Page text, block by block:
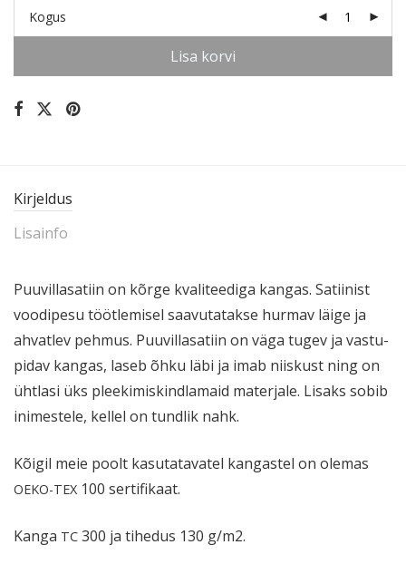
Kogus
Lisa korvi
Kirjeldus
Lisainfo
Puuvil­la­satiin on kõrge kvali­teediga kangas. Satiinist
voodipesu töötle­misel saavu­ta­takse hurmav läige ja
ahvatlev pehmus. Puuvil­la­satiin on väga tugev ja vastu­
pidav kangas, laseb õhku läbi ja imab niiskust ning on
ühtlasi üks pleeki­mis­kind­lamaid materjale. Lisaks sobib
inimestele, kellel on tundlik nahk.
Kõigil meie poolt kasuta­ta­vatel kangastel on olemas
OEKO-TEX 100 sertifikaat.
Kanga TC 300 ja tihedus 130 g/m2.